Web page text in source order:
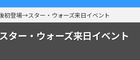
初登場→スター・ウォーズ来日イベント
ター・ウォーズ来日イベント